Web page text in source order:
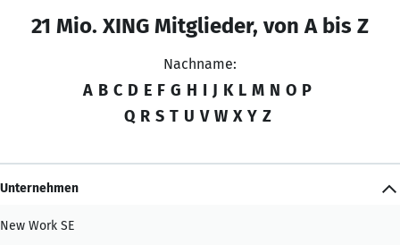
21 Mio. XING Mitglieder, von A bis Z
Nachname:
A B C D E F G H I J K L M N O P
Q R S T U V W X Y Z
Unternehmen
New Work SE